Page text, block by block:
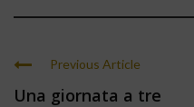
Previous Article
Una giornata a tre